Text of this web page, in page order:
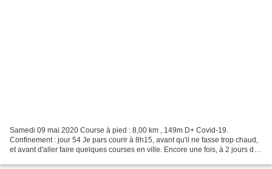
Samedi 09 mai 2020 Course à pied : 8,00 km , 149m D+ Covid-19.
Confinement : jour 54 Je pars courir à 8h15, avant qu'il ne fasse trop chaud,
et avant d'aller faire quelques courses en ville. Encore une fois, à 2 jours du